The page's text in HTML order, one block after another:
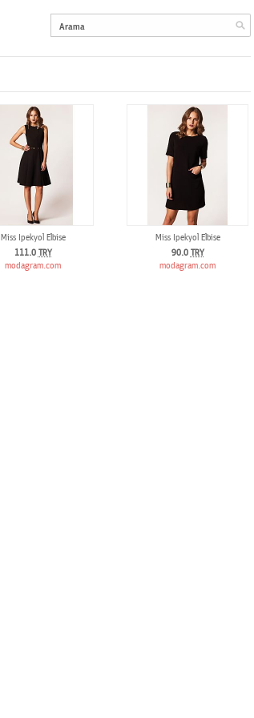
Miss Ipekyol Elbise
111.0 TRY
modagram.com
Miss Ipekyol Elbise
90.0 TRY
modagram.com